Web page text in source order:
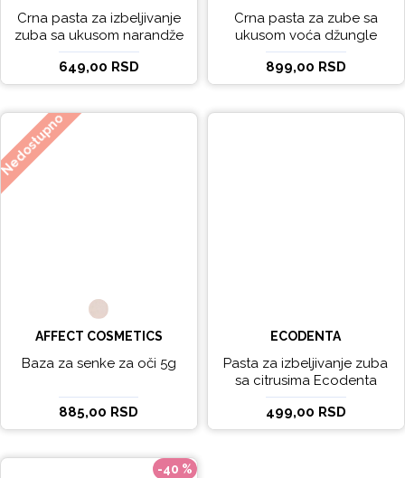
Crna pasta za izbeljivanje
zuba sa ukusom narandže
Ecodenta 100 ml
649,00 RSD
Crna pasta za zube sa
ukusom voća džungle
Ecodenta 75 ml
899,00 RSD
AFFECT COSMETICS
Baza za senke za oči 5g
885,00 RSD
ECODENTA
Pasta za izbeljivanje zuba
sa citrusima Ecodenta
EXPERT LINE EXCEPTIONAL
WHITENING 100ml
499,00 RSD
-40 %